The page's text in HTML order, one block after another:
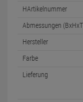
HArtikelnummer
Abmessungen
Hersteller
Farbe
Lieferung